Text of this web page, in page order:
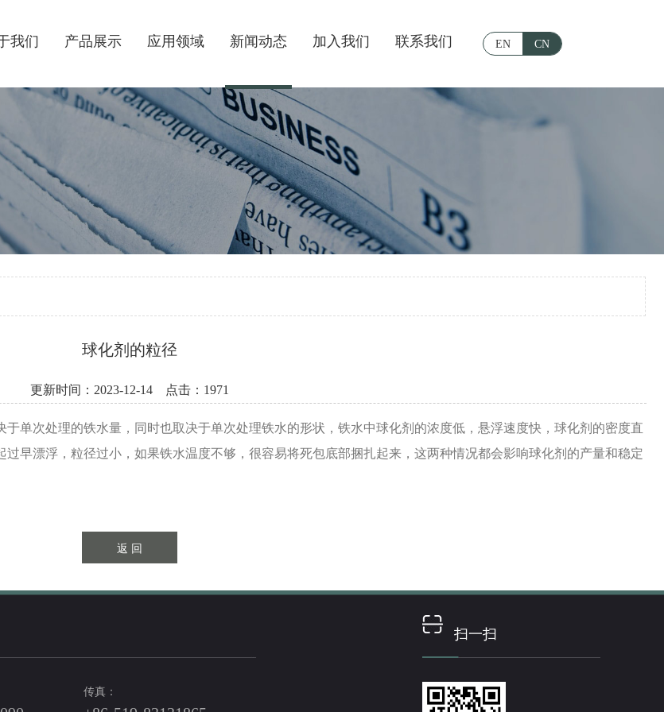
我们 产品展示 应用领域 新闻动态 加入我们 联系我们 EN CN
球化剂的粒径
更新时间：2023-12-14 点击：1971
单次处理的铁水量，同时也取决于单次处理铁水的形状，铁水中球化剂的浓度低，悬浮速度快，球化剂的密度直
早漂浮，粒径过小，如果铁水温度不够，很容易将死包底部捆扎起来，这两种情况都会影响球化剂的产量和稳定
传真：
扫一扫